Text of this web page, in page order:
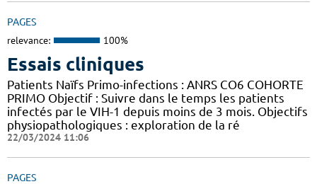
PAGES
relevance: 100%
Essais cliniques
Patients Naïfs Primo-infections : ANRS CO6 COHORTE
PRIMO Objectif : Suivre dans le temps les patients
infectés par le VIH-1 depuis moins de 3 mois. Objectifs
physiopathologiques : exploration de la ré
22/03/2024 11:06
PAGES